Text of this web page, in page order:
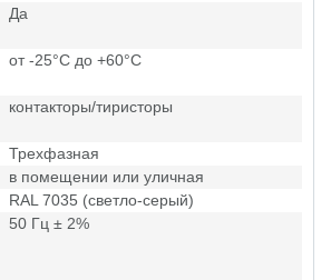
Да
от -25°C до +60°C
контакторы/тиристоры
Трехфазная
в помещении или уличная
RAL 7035 (светло-серый)
50 Гц ± 2%